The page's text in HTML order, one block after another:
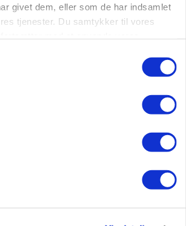
givet dem, eller som de har indsamlet
tjenester. Du samtykker til vores
kunne vi alle lære af